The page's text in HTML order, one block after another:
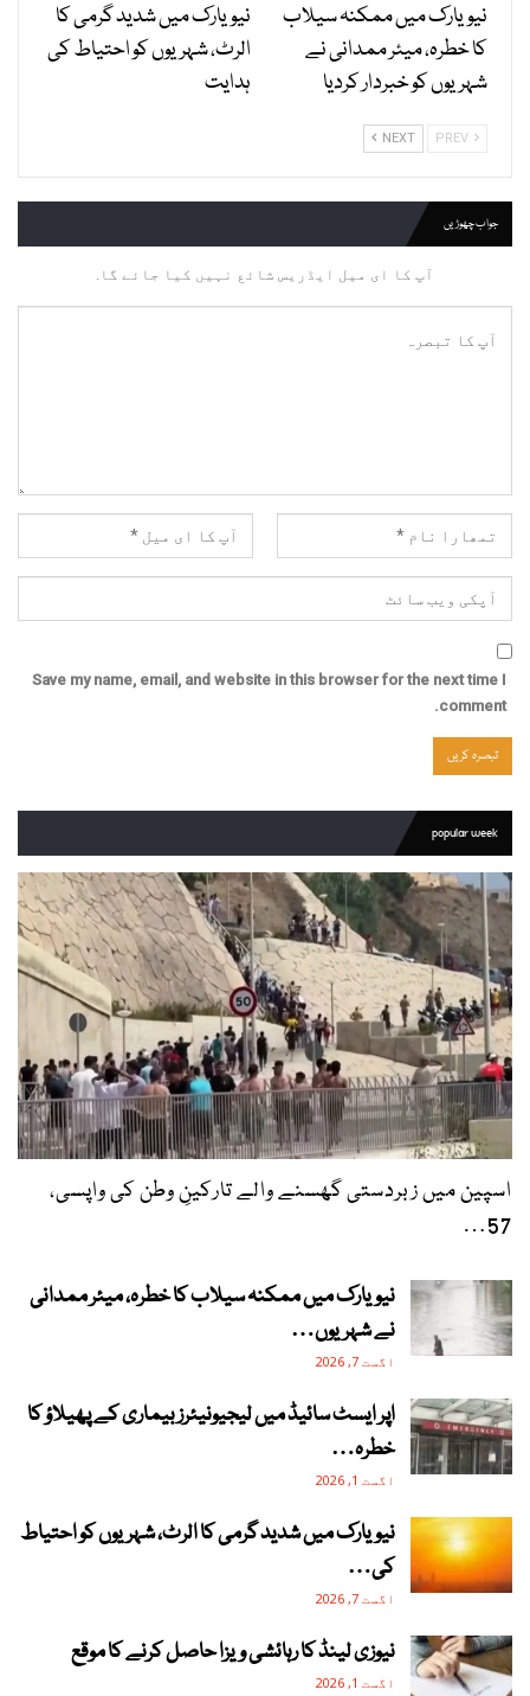
نیویارک میں ممکنہ سیلاب
کا خطرہ، میئر ممدانی نے
شہریوں کو خبردار کردیا
نیویارک میں شدید گرمی کا
الرٹ، شہریوں کو احتیاط کی
ہدایت
NEXT
جواب چھوڑیں
آپ کا ای میل ایڈریس شائع نہیں کیا جائے گا.
Save my name, email, and website in this browser for the next time I
comment.
popular week
اسپین میں زبردستی گھسنے والے تارکینِ وطن کی واپسی،
57…
نیویارک میں ممکنہ سیلاب کا خطرہ، میئر ممدانی
نے شہریوں…
اگست 7, 2026
اپر ایسٹ سائیڈ میں لیجیونیئرز بیماری کے پھیلاؤ کا
خطرہ…
اگست 1, 2026
نیویارک میں شدید گرمی کا الرٹ، شہریوں کو احتیاط
کی…
اگست 7, 2026
نیوزی لینڈ کا رہائشی ویزا حاصل کرنے کا موقع
اگست 1, 2026